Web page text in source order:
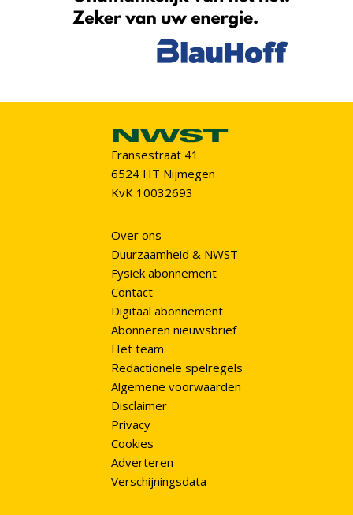
Fransestraat 41
6524 HT Nijmegen
KvK 10032693
Over ons
Duurzaamheid & NWST
Fysiek abonnement
Contact
Digitaal abonnement
Abonneren nieuwsbrief
Het team
Redactionele spelregels
Algemene voorwaarden
Disclaimer
Privacy
Cookies
Adverteren
Verschijningsdata